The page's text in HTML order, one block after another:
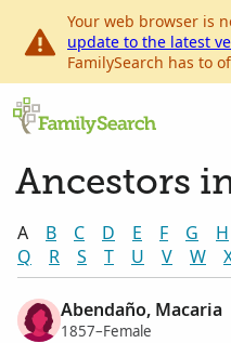
Your web browser is
update to the latest
FamilySearch has to
Ancestors
A B C D E F G H
Q
R S T U V W
Abendaño, Macaria
1857–Female